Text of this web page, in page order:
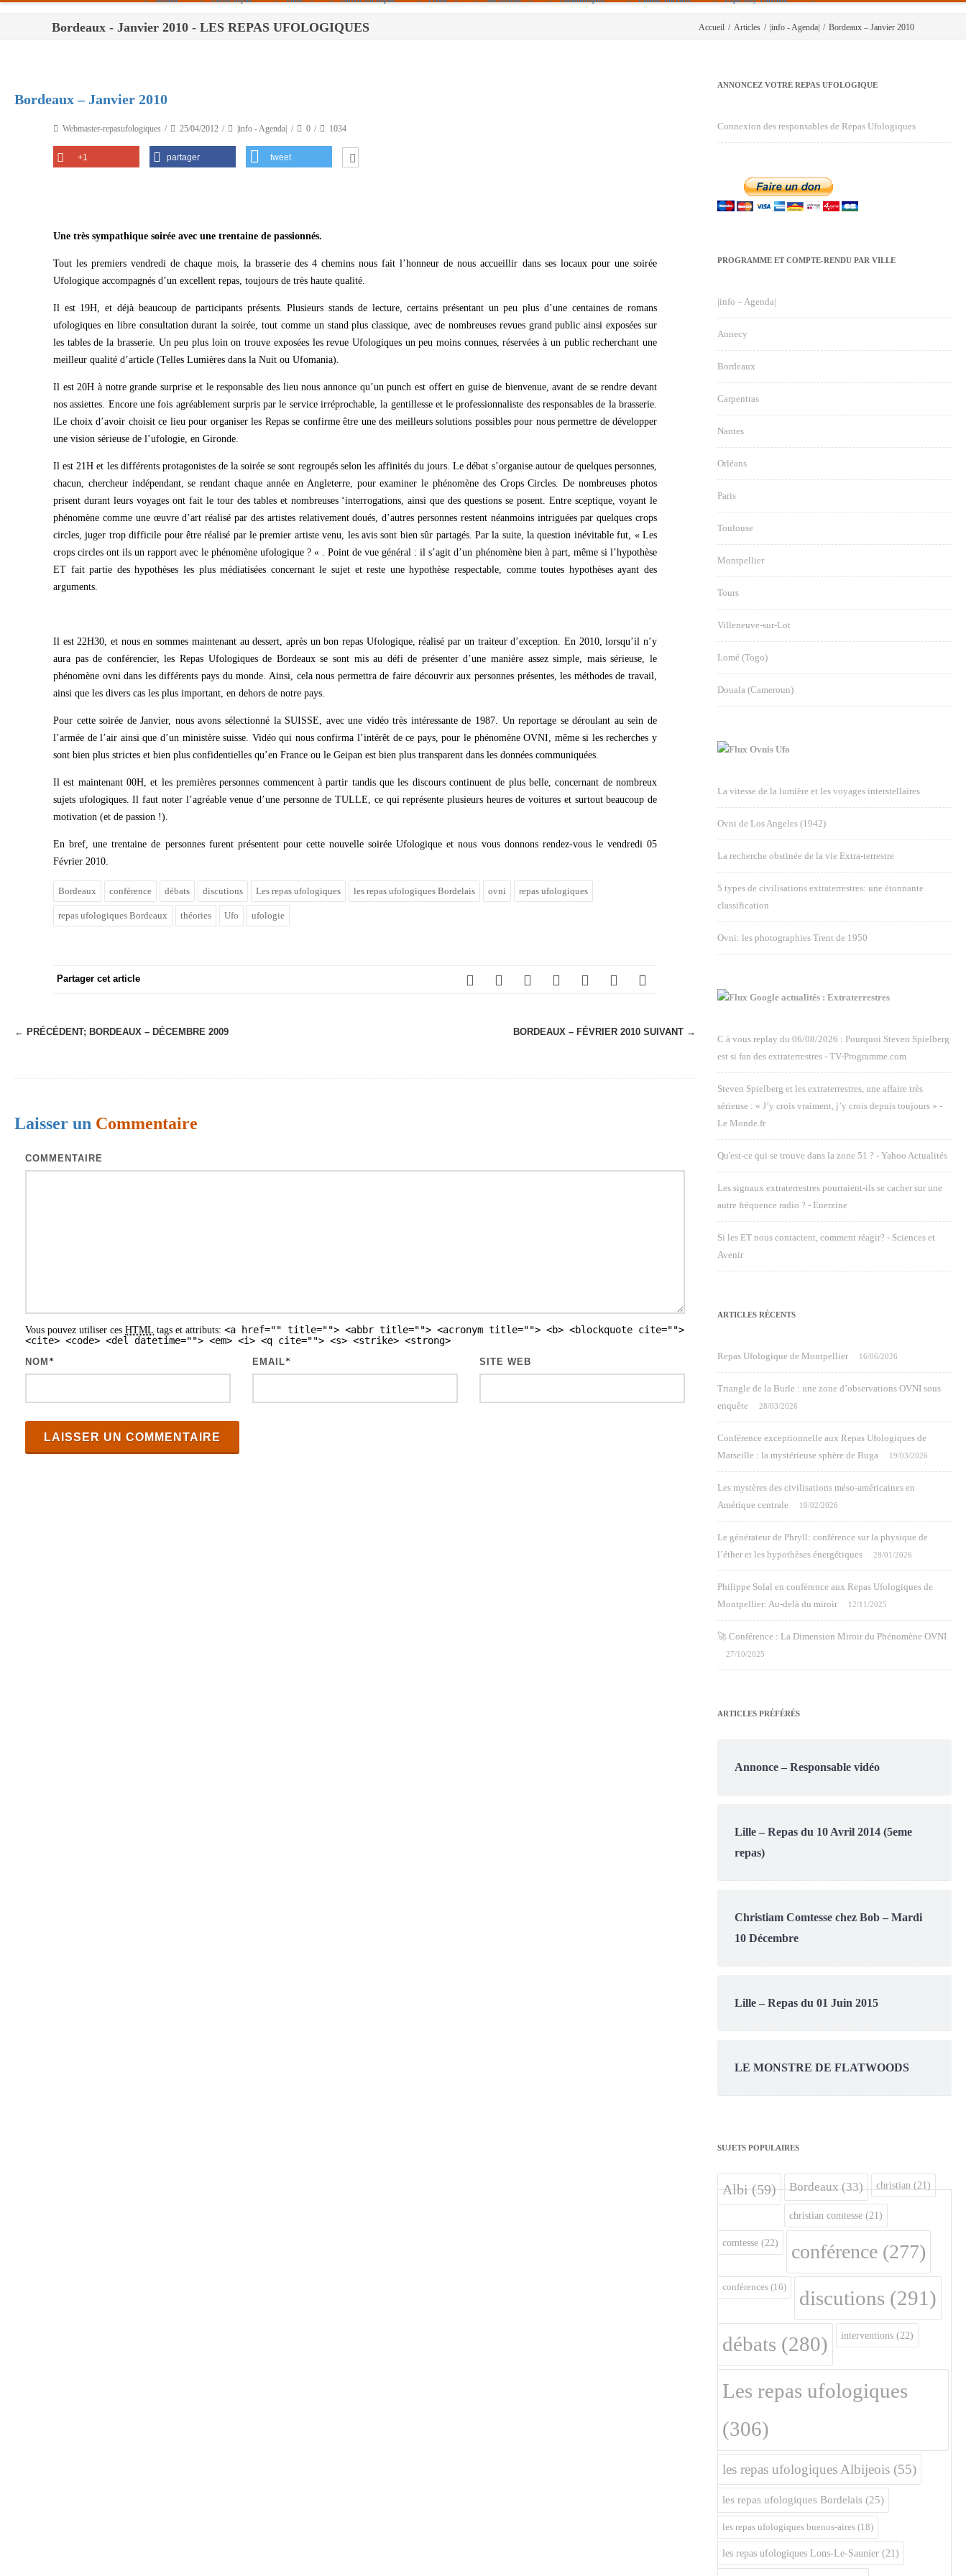
Paris
Nantes
Tours
Bordeaux - Janvier 2010 - LES REPAS UFOLOGIQUES Accueil / Articles / |info - Agenda| / Bordeaux – Janvier 2010
Bordeaux – Janvier 2010
Webmaster-repasufologiques 25/04/2012 |info - Agenda| 0 1034
+1 partager tweet
Une très sympathique soirée avec une trentaine de passionnés.
Tout les premiers vendredi de chaque mois, la brasserie des 4 chemins nous fait l’honneur de nous accueillir dans ses locaux pour une soirée
Ufologique accompagnés d’un excellent repas, toujours de très haute qualité.
Il est 19H, et déjà beaucoup de participants présents. Plusieurs stands de lecture, certains présentant un peu plus d’une centaines de romans
ufologiques en libre consultation durant la soirée, tout comme un stand plus classique, avec de nombreuses revues grand public ainsi exposées sur
les tables de la brasserie. Un peu plus loin on trouve exposées les revue Ufologiques un peu moins connues, réservées à un public recherchant une
meilleur qualité d’article (Telles Lumières dans la Nuit ou Ufomania).
Il est 20H à notre grande surprise et le responsable des lieu nous annonce qu’un punch est offert en guise de bienvenue, avant de se rendre devant
nos assiettes. Encore une fois agréablement surpris par le service irréprochable, la gentillesse et le professionnaliste des responsables de la brasserie.
lLe choix d’avoir choisit ce lieu pour organiser les Repas se confirme être une des meilleurs solutions possibles pour nous permettre de développer
une vision sérieuse de l’ufologie, en Gironde.
Il est 21H et les différents protagonistes de la soirée se sont regroupés selon les affinités du jours. Le débat s’organise autour de quelques personnes,
chacun, chercheur indépendant, se rendant chaque année en Angleterre, pour examiner le phénomène des Crops Circles. De nombreuses photos
prisent durant leurs voyages ont fait le tour des tables et nombreuses ‘interrogations, ainsi que des questions se posent. Entre sceptique, voyant le
phénomène comme une œuvre d’art réalisé par des artistes relativement doués, d’autres personnes restent néanmoins intriguées par quelques crops
circles, juger trop difficile pour être réalisé par le premier artiste venu, les avis sont bien sûr partagés. Par la suite, la question inévitable fut, « Les
crops circles ont ils un rapport avec le phénomène ufologique ? « . Point de vue général : il s’agit d’un phénomène bien à part, même si l’hypothèse
ET fait partie des hypothèses les plus médiatisées concernant le sujet et reste une hypothèse respectable, comme toutes hypothèses ayant des
arguments.
Il est 22H30, et nous en sommes maintenant au dessert, après un bon repas Ufologique, réalisé par un traiteur d’exception. En 2010, lorsqu’il n’y
aura pas de conférencier, les Repas Ufologiques de Bordeaux se sont mis au défi de présenter d’une manière assez simple, mais sérieuse, le
phénomène ovni dans les différents pays du monde. Ainsi, cela nous permettra de faire découvrir aux personnes présentes, les méthodes de travail,
ainsi que les divers cas les plus important, en dehors de notre pays.
Pour cette soirée de Janvier, nous avons sélectionné la SUISSE, avec une vidéo très intéressante de 1987. Un reportage se déroulant au sein de
l’armée de l’air ainsi que d’un ministère suisse. Vidéo qui nous confirma l’intérêt de ce pays, pour le phénomène OVNI, même si les recherches y
sont bien plus strictes et bien plus confidentielles qu’en France ou le Geipan est bien plus transparent dans les données communiquées.
Il est maintenant 00H, et les premières personnes commencent à partir tandis que les discours continuent de plus belle, concernant de nombreux
sujets ufologiques. Il faut noter l’agréable venue d’une personne de TULLE, ce qui représente plusieurs heures de voitures et surtout beaucoup de
motivation (et de passion !).
En bref, une trentaine de personnes furent présentent pour cette nouvelle soirée Ufologique et nous vous donnons rendez-vous le vendredi 05
Février 2010.
Bordeaux conférence débats discutions Les repas ufologiques les repas ufologiques Bordelais ovni repas ufologiques
repas ufologiques Bordeaux théories Ufo ufologie
Partager cet article
N
g
← PRÉCÉDENT; BORDEAUX – DÉCEMBRE 2009 BORDEAUX – FÉVRIER 2010 SUIVANT →
Laisser un Commentaire
COMMENTAIRE
Vous pouvez utiliser ces HTML tags et attributs: <a href="" title=""> <abbr title=""> <acronym title=""> <b> <blockquote cite="">
<cite> <code> <del datetime=""> <em> <i> <q cite=""> <s> <strike> <strong>
NOM * EMAIL* SITE WEB
ANNONCEZ VOTRE REPAS UFOLOGIQUE
Connexion des responsables de Repas Ufologiques
PROGRAMME ET COMPTE-RENDU PAR VILLE
|info – Agenda|
Annecy
Bordeaux
Carpentras
Nantes
Orléans
Paris
Toulouse
Montpellier
Tours
Villeneuve-sur-Lot
Lomé (Togo)
Douala (Cameroun)
Ovnis Ufo
La vitesse de la lumière et les voyages interstellaires
Ovni de Los Angeles (1942)
La recherche obstinée de la vie Extra-terrestre
5 types de civilisations extraterrestres: une étonnante
classification
Ovni: les photographies Trent de 1950
Google actualités : Extraterrestres
C à vous replay du 06/08/2026 : Pourquoi Steven Spielberg
est si fan des extraterrestres - TV-Programme.com
Steven Spielberg et les extraterrestres, une affaire très
sérieuse : « J’y crois vraiment, j’y crois depuis toujours » -
Le Monde.fr
Qu'est-ce qui se trouve dans la zone 51 ? - Yahoo Actualités
Les signaux extraterrestres pourraient-ils se cacher sur une
autre fréquence radio ? - Enerzine
Si les ET nous contactent, comment réagir? - Sciences et
Avenir
ARTICLES RÉCENTS
Repas Ufologique de Montpellier 16/06/2026
Triangle de la Burle : une zone d’observations OVNI sous
enquête
28/03/2026
Conférence exceptionnelle aux Repas Ufologiques de
Marseille : la mystérieuse sphère de Buga
19/03/2026
Les mystères des civilisations méso-américaines en
Amérique centrale
10/02/2026
Le générateur de Phryll: conférence sur la physique de
l’éther et les hypothèses énergétiques
28/01/2026
Philippe Solal en conférence aux Repas Ufologiques de
Montpellier: Au-delà du miroir
12/11/2025
🚀 Conférence : La Dimension Miroir du Phénomène OVNI
27/10/2025
ARTICLES PRÉFÉRÉS
Annonce – Responsable vidéo
Lille – Repas du 10 Avril 2014 (5eme
repas)
Christiam Comtesse chez Bob – Mardi
10 Décembre
Lille – Repas du 01 Juin 2015
LE MONSTRE DE FLATWOODS
SUJETS POPULAIRES
Albi(59) Bordeaux(33) christian (21)
christian comtesse (21)
comtesse (22) conférence (277)
conférences (16) discutions (291)
débats (280) interventions (22)
Les repas ufologiques
(306)
les repas ufologiques Albijeois (55)
les repas ufologiques Bordelais (25)
les repas ufologiques buenos-aires (18)
les repas ufologiques Lons-Le-Saunier (21)